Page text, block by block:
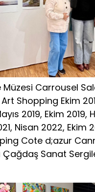
Müzesi Carrousel
Shopping Ekim
2019, Ekim 2019,
Nisan 2022, Ekim
Cote d;azur
Çağdaş Sanat